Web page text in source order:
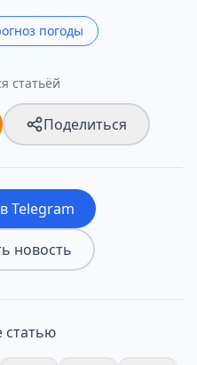
погоды
статьёй
Поделиться
Telegram
новость
статью